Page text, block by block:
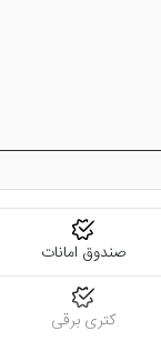
صندوق امانات
کتری برقی